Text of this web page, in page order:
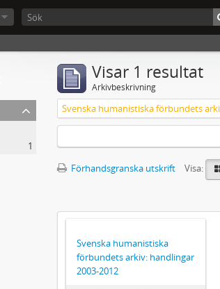
1
Visar 1 resultat
Arkivbeskrivning
Förhandsgranska utskrift
Visa:
Svenska humanistiska
förbundets arkiv: handlingar
2003-2012